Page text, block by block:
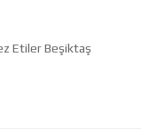
Etiler Beşiktaş